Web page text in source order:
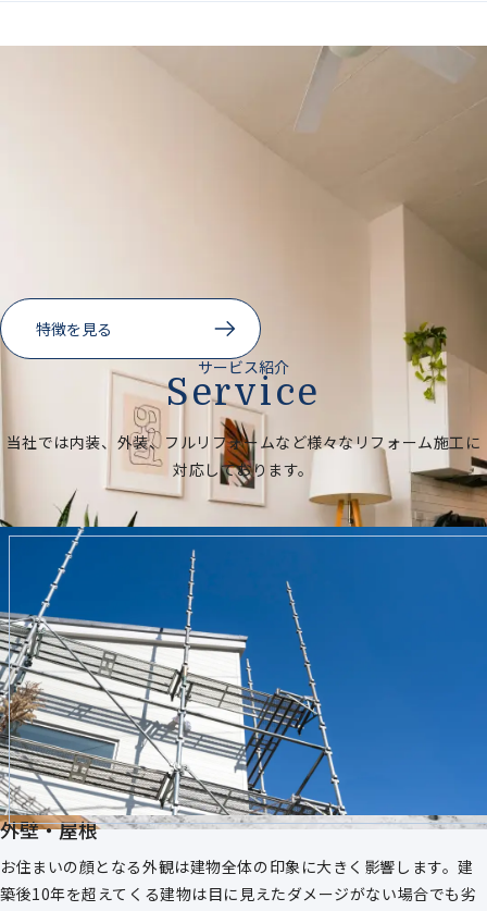
特徴を見る
サービス紹介
Service
当社では内装、外装、フルリフォームなど様々なリフォーム施工に
対応しております。
外壁・屋根
お住まいの顔となる外観は建物全体の印象に大きく影響します。建
築後10年を超えてくる建物は目に見えたダメージがない場合でも劣